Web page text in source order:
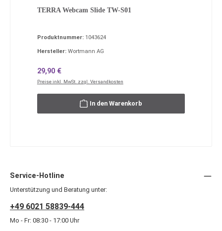
TERRA Webcam Slide TW-S01
Produktnummer: 1043624
Hersteller: Wortmann AG
Regulärer Preis:
29,90 €
Preise inkl. MwSt. zzgl. Versandkosten
In den Warenkorb
Service-Hotline
Unterstützung und Beratung unter:
+49 6021 58839-444
Mo - Fr: 08:30 - 17:00 Uhr